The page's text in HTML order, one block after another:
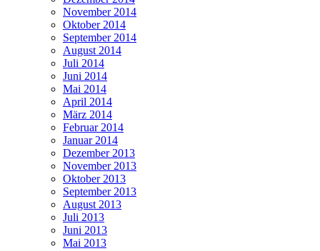
November 2014
Oktober 2014
September 2014
August 2014
Juli 2014
Juni 2014
Mai 2014
April 2014
März 2014
Februar 2014
Januar 2014
Dezember 2013
November 2013
Oktober 2013
September 2013
August 2013
Juli 2013
Juni 2013
Mai 2013